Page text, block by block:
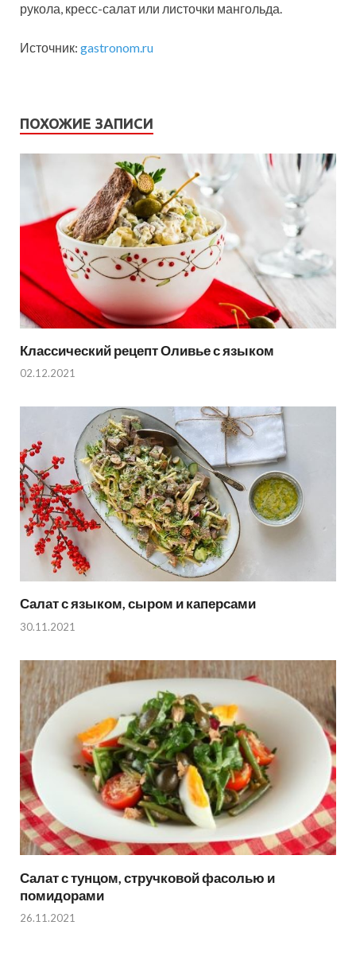
рукола, кресс-салат или листочки мангольда.
Источник: gastronom.ru
ПОХОЖИЕ ЗАПИСИ
Классический рецепт Оливье с языком
02.12.2021
Салат с языком, сыром и каперсами
30.11.2021
Салат с тунцом, стручковой фасолью и
помидорами
26.11.2021